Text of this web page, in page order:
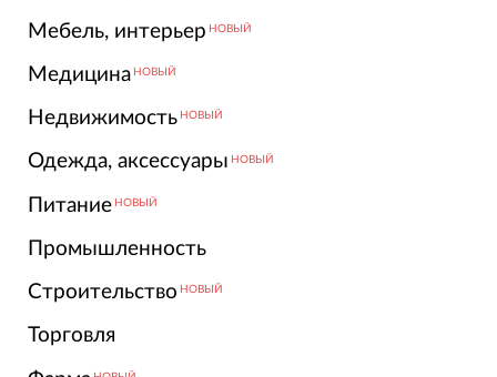
Мебель, интерьер НОВЫЙ
Медицина НОВЫЙ
Недвижимость НОВЫЙ
Одежда, аксессуары НОВЫЙ
Питание НОВЫЙ
Промышленность
Строительство НОВЫЙ
Торговля